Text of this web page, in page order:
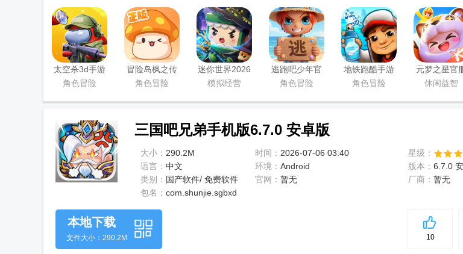
太空杀3d手游
角色冒险
冒险岛枫之传
说手游
角色冒险
迷你世界2026
最新升级版
模拟经营
逃跑吧少年官
方版
角色冒险
地铁跑酷手游
国服
角色冒险
元梦之星官
版
休闲益智
三国吧兄弟手机版6.7.0 安卓版
大小： 290.2M 时间： 2026-07-06 03:40
星级：
语言： 中文 环境： Android 版本： 6.7.0
类别： 国产软件/ 免费软件 官网： 暂无 厂商： 暂无
包名： com.shunjie.sgbxd
5
10
本地下载
文件大小：290.2M